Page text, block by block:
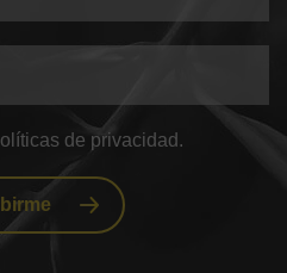
de privacidad.